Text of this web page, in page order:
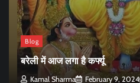
Blog
बरेली में आज लगा है कर्फ्यू
Kamal Sharma February 9, 2024